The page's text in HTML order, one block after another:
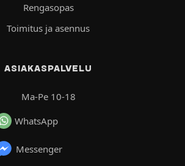
Rengasopas
Toimitus ja asennus
ASIAKASPALVELU
Ma-Pe 10-18
WhatsApp
Messenger